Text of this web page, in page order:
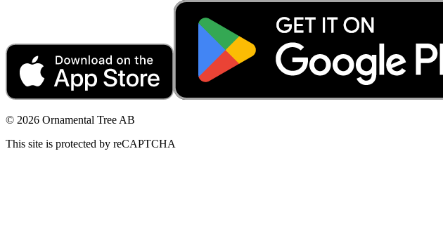
© 2026 Ornamental Tree AB
This site is protected by reCAPTCHA